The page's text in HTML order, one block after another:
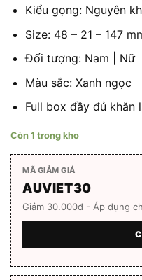
Kiểu gọng: Nguyên
Size: 48 – 21 – 147
Đối tượng: Nam | Nữ
Màu sắc: Xanh ngọc
Full box đầy đủ khăn
Còn 1 trong kho
MÃ GIẢM GIÁ
AUVIET30
Giảm 30.000đ - Áp dụng